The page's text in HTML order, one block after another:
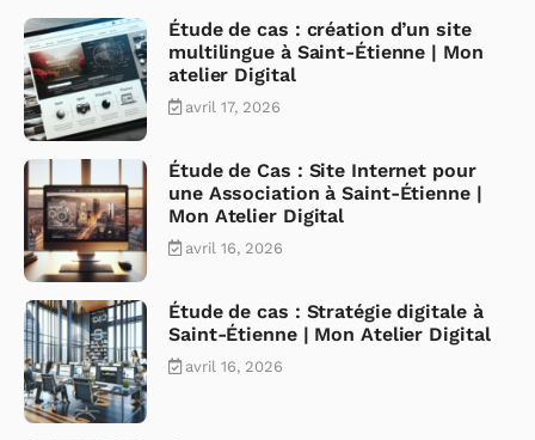
Étude de cas : création d’un site
multilingue à Saint-Étienne | Mon
atelier Digital
avril 17, 2026
Étude de Cas : Site Internet pour
une Association à Saint-Étienne |
Mon Atelier Digital
avril 16, 2026
Étude de cas : Stratégie digitale à
Saint-Étienne | Mon Atelier Digital
avril 16, 2026